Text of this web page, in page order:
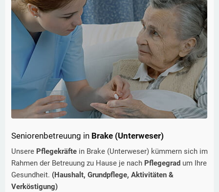
Seniorenbetreuung in Brake (Unterweser)
Unsere Pflegekräfte in Brake (Unterweser) kümmern sich im
Rahmen der Betreuung zu Hause je nach Pflegegrad um Ihre
Gesundheit. (Haushalt, Grundpflege, Aktivitäten &
Verköstigung)